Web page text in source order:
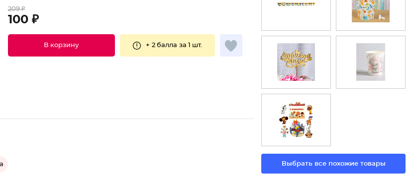
209 ₽
100 ₽
В корзину + 2 балла за 1 шт.
Выбрать все похожие товары